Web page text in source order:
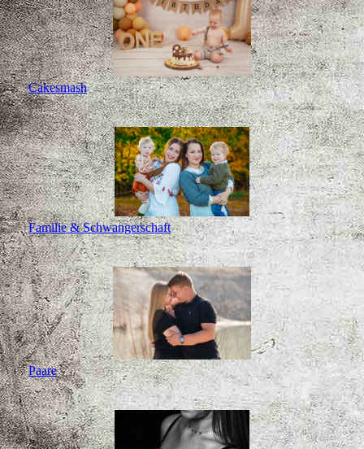
Cakesmash
Familie & Schwangerschaft
Paare